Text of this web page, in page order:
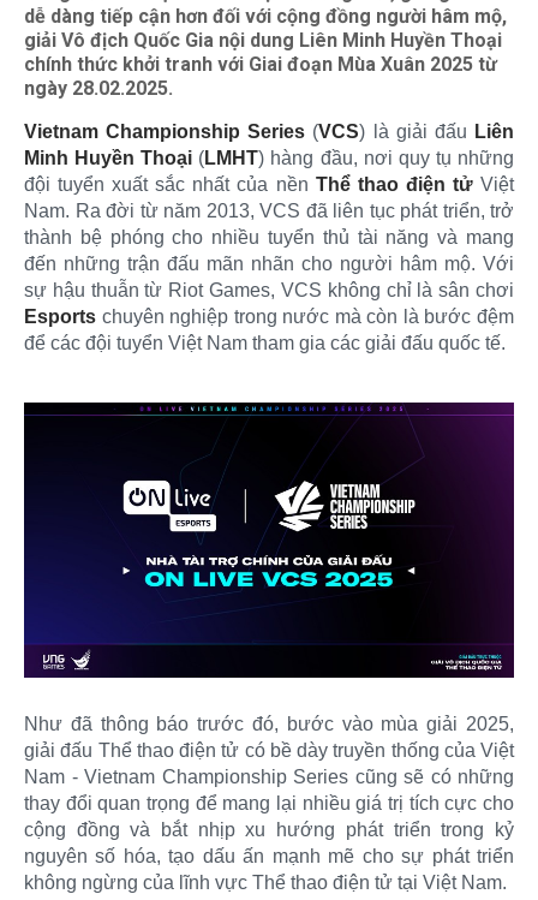
dễ dàng tiếp cận hơn đối với cộng đồng người hâm mộ,
giải Vô địch Quốc Gia nội dung Liên Minh Huyền Thoại
chính thức khởi tranh với Giai đoạn Mùa Xuân 2025 từ
ngày 28.02.2025.
Vietnam Championship Series (VCS) là giải đấu Liên
Minh Huyền Thoại (LMHT) hàng đầu, nơi quy tụ những
đội tuyển xuất sắc nhất của nền Thể thao điện tửViệt
Nam. Ra đời từ năm 2013, VCS đã liên tục phát triển, trở
thành bệ phóng cho nhiều tuyển thủ tài năng và mang
đến những trận đấu mãn nhãn cho người hâm mộ. Với
sự hậu thuẫn từ Riot Games, VCS không chỉ là sân chơi
Esports chuyên nghiệp trong nước mà còn là bước đệm
để các đội tuyển Việt Nam tham gia các giải đấu quốc tế.
Như đã thông báo trước đó, bước vào mùa giải 2025,
giải đấu Thể thao điện tử có bề dày truyền thống của Việt
Nam - Vietnam Championship Series cũng sẽ có những
thay đổi quan trọng để mang lại nhiều giá trị tích cực cho
cộng đồng và bắt nhịp xu hướng phát triển trong kỷ
nguyên số hóa, tạo dấu ấn mạnh mẽ cho sự phát triển
không ngừng của lĩnh vực Thể thao điện tử tại Việt Nam.